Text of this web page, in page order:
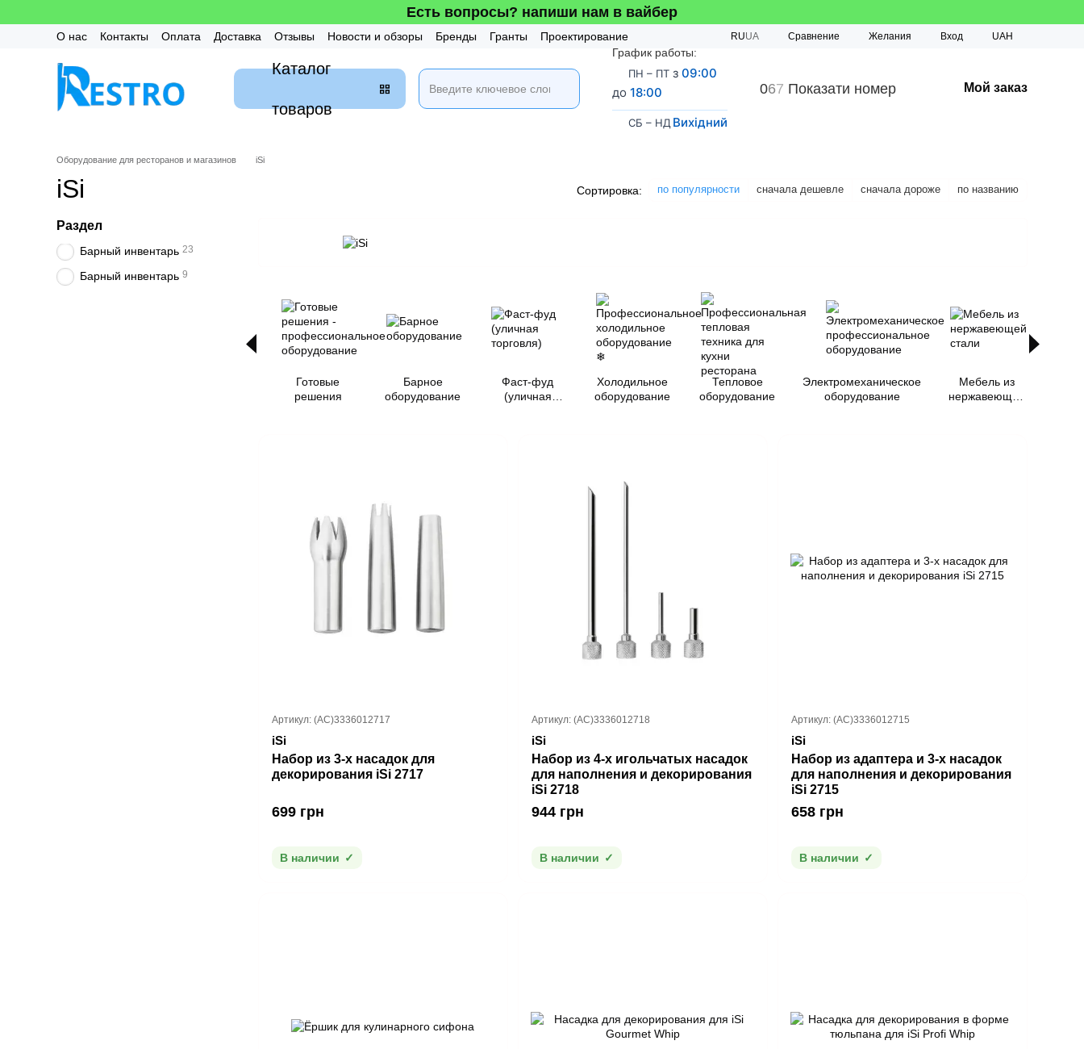
Есть вопросы? напиши нам в вайбер
О нас Контакты Оплата Доставка Отзывы Новости и обзоры Бренды Гранты
Проектирование
RUUA Сравнение Желания Вход UAH
Каталог
товаров
График работы:
ПН – ПТ з 09:00
до 18:00
СБ – НД Вихідний
067 Показати номер Мой заказ
Оборудование для ресторанов и магазинов iSi
iSi Сортировка: по популярности сначала дешевле сначала дороже по названию
Готовые
решения
Барное
оборудование
Фаст-фуд
(уличная
Холодильное
оборудование
Тепловое
оборудование
Электромеханическое
оборудование
Мебель из
нержавеющей
Артикул: (AC)3336012717
iSi
Набор из 3-х насадок для
декорирования iSi 2717
699 грн
В наличии
Артикул: (AC)3336012718
iSi
Набор из 4-х игольчатых насадок
для наполнения и декорирования
iSi 2718
944 грн
В наличии
Артикул: (AC)3336012715
iSi
Набор из адаптера и 3-х насадок
для наполнения и декорирования
iSi 2715
658 грн
В наличии
Раздел
Барный инвентарь 23
Барный инвентарь 9